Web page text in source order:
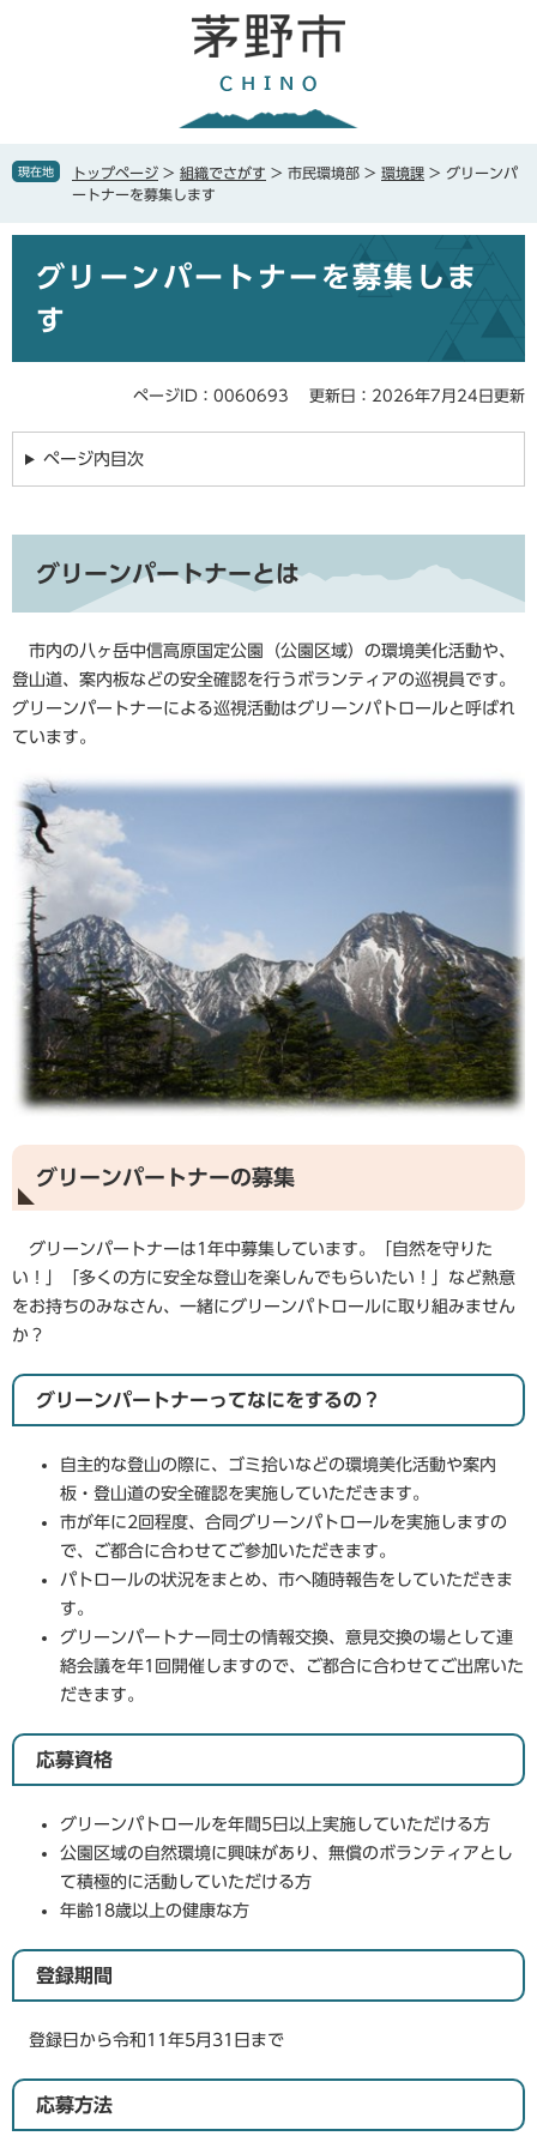
で
ば
本
現在地 トップページ > 組織でさがす > 市民環境部 > 環境課 > グリーンパ
ートナーを募集します
グリーンパートナーを募集しま
す
ページID：0060693 更新日：2026年7月24日更新
ページ内目次
グリーンパートナーとは
市内の八ヶ岳中信高原国定公園（公園区域）の環境美化活動や、
登山道、案内板などの安全確認を行うボランティアの巡視員です。
グリーンパートナーによる巡視活動はグリーンパトロールと呼ばれ
ています。
グリーンパートナーの募集
グリーンパートナーは1年中募集しています。「自然を守りた
い！」「多くの方に安全な登山を楽しんでもらいたい！」など熱意
をお持ちのみなさん、一緒にグリーンパトロールに取り組みません
か？
グリーンパートナーってなにをするの？
自主的な登山の際に、ゴミ拾いなどの環境美化活動や案内
板・登山道の安全確認を実施していただきます。
市が年に2回程度、合同グリーンパトロールを実施しますの
で、ご都合に合わせてご参加いただきます。
パトロールの状況をまとめ、市へ随時報告をしていただきま
す。
グリーンパートナー同士の情報交換、意見交換の場として連
絡会議を年1回開催しますので、ご都合に合わせてご出席いた
だきます。
応募資格
グリーンパトロールを年間5日以上実施していただける方
公園区域の自然環境に興味があり、無償のボランティアとし
て積極的に活動していただける方
年齢18歳以上の健康な方
登録期間
登録日から令和11年5月31日まで
応募方法